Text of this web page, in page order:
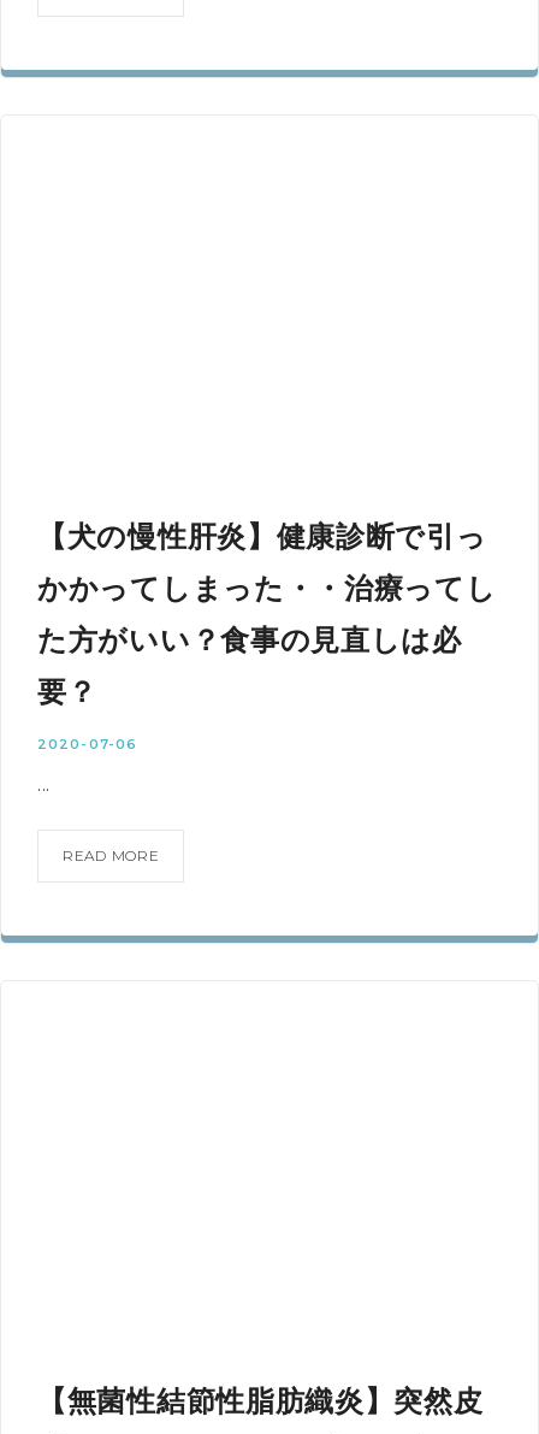
【犬の慢性肝炎】健康診断で引っ
かかってしまった・・治療ってし
た方がいい？食事の見直しは必
要？
2020-07-06
...
READ MORE
【無菌性結節性脂肪織炎】突然皮